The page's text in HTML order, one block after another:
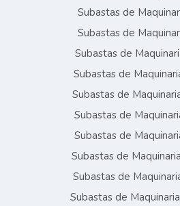
Subastas de
Subastas de
Subastas de
Subastas de
Subastas de
Subastas de
Subastas de
Subastas de
Subastas de
Subastas de